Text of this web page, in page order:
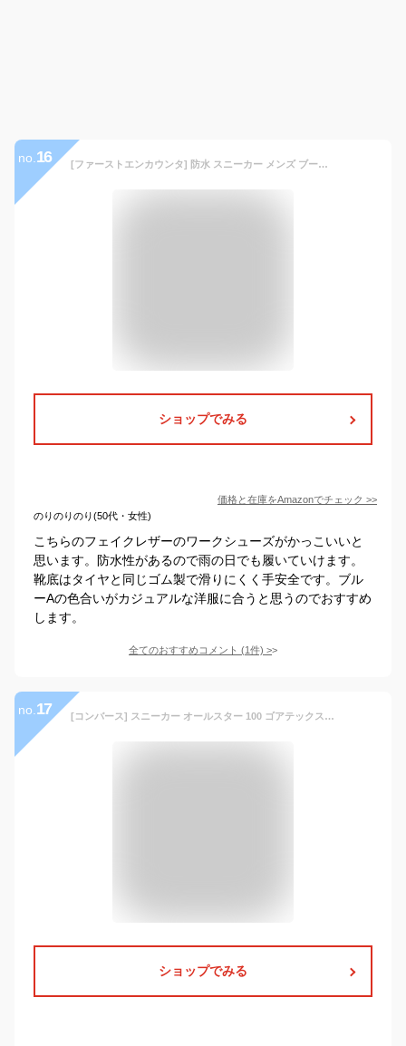
no. 16 [ファーストエンカウンタ] 防水 スニーカー メンズ ブーツ レイン シューズ ワークブーツ 防滑 アウトドア 紳士靴 靴
ショップでみる
価格と在庫をAmazonでチェック >>
のりのりのり(50代・女性)
こちらのフェイクレザーのワークシューズがかっこいいと
思います。防水性があるので雨の日でも履いていけます。
靴底はタイヤと同じゴム製で滑りにくく手安全です。ブル
ーAの色合いがカジュアルな洋服に合うと思うのでおすすめ
します。
全てのおすすめコメント (1件) >
no. 17 [コンバース] スニーカー オールスター 100 ゴアテックス HI(定番) ブラック 26 cm
ショップでみる